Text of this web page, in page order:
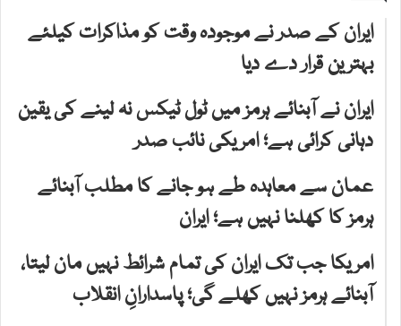
ایران کے صدر نے موجودہ وقت کو مذاکرات کیلئے
بہترین قرار دے دیا
ایران نے آبنائے ہرمز میں ٹول ٹیکس نہ لینے کی یقین
دہانی کرائی ہے؛ امریکی نائب صدر
عمان سے معاہدہ طے ہو جانے کا مطلب آبنائے
ہرمز کا کھلنا نہیں ہے؛ ایران
امریکا جب تک ایران کی تمام شرائط نہیں مان لیتا،
آبنائے ہرمز نہیں کھلے گی؛ پاسدارانِ انقلاب